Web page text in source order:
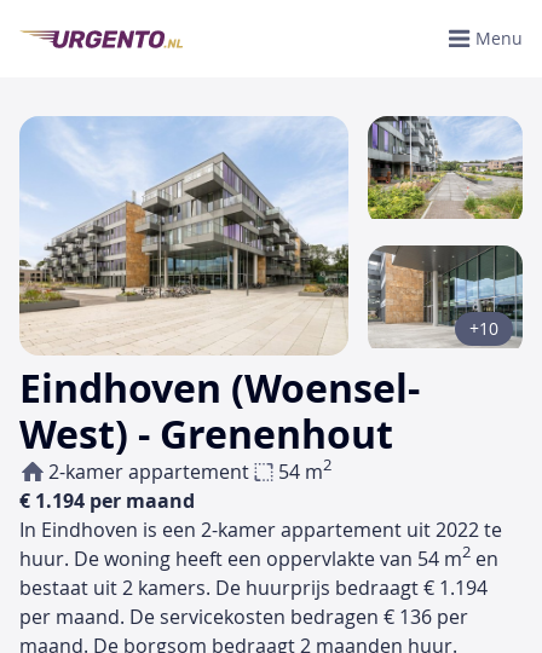
Menu
Eindhoven (Woensel-
West) - Grenenhout
2-kamer appartement 54 m2
€ 1.194 per maand
+10
In Eindhoven is een 2-kamer appartement uit 2022 te
huur. De woning heeft een oppervlakte van 54 m2 en
bestaat uit 2 kamers. De huurprijs bedraagt € 1.194
per maand. De servicekosten bedragen € 136 per
maand. De borgsom bedraagt 2 maanden huur.